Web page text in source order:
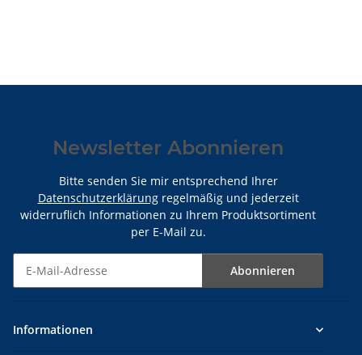
Newsletter Abonnieren
Bitte senden Sie mir entsprechend Ihrer
Datenschutzerklärungregelmäßig und jederzeit
widerruflich Informationen zu Ihrem Produktsortiment
per E-Mail zu.
Abonnieren
Informationen